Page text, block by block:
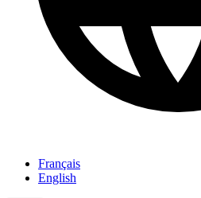
Français
English